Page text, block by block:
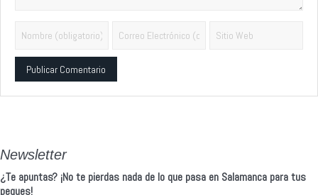
Newsletter
¿Te apuntas? ¡No te pierdas nada de lo que pasa en Salamanca para tus
peques!